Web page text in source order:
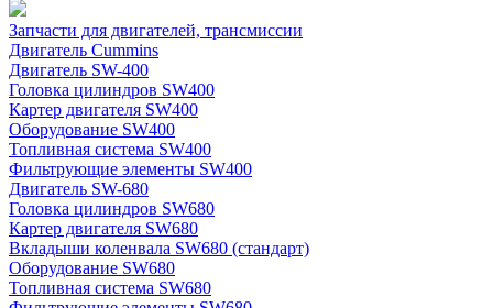
Запчасти для двигателей, трансмиссии
Двигатель Cummins
Двигатель SW-400
Головка цилиндров SW400
Картер двигателя SW400
Оборудование SW400
Топливная система SW400
Фильтрующие элементы SW400
Двигатель SW-680
Головка цилиндров SW680
Картер двигателя SW680
Вкладыши коленвала SW680 (стандарт)
Оборудование SW680
Топливная система SW680